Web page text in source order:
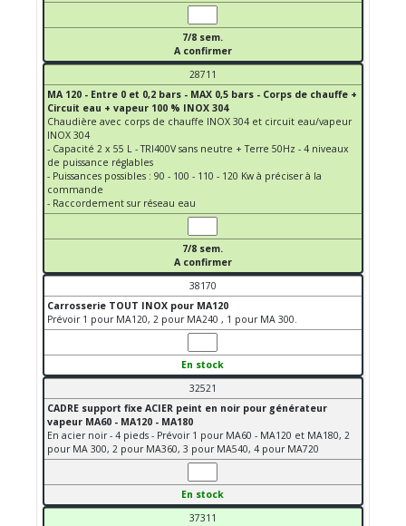
7/8 sem.
A confirmer
28711
MA 120 - Entre 0 et 0,2 bars - MAX 0,5 bars - Corps de chauffe +
Circuit eau + vapeur 100 % INOX 304
Chaudière avec corps de chauffe INOX 304 et circuit eau/vapeur
INOX 304
- Capacité 2 x 55 L - TRI400V sans neutre + Terre 50Hz - 4 niveaux
de puissance réglables
- Puissances possibles : 90 - 100 - 110 - 120 Kw à préciser à la
commande
- Raccordement sur réseau eau
7/8 sem.
A confirmer
38170
Carrosserie TOUT INOX pour MA120
Prévoir 1 pour MA120, 2 pour MA240 , 1 pour MA 300.
En stock
32521
CADRE support fixe ACIER peint en noir pour générateur
vapeur MA60 - MA120 - MA180
En acier noir - 4 pieds - Prévoir 1 pour MA60 - MA120 et MA180, 2
pour MA 300, 2 pour MA360, 3 pour MA540, 4 pour MA720
En stock
37311